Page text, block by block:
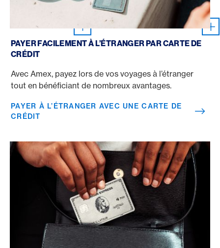
Payer à l’étranger avec une carte de crédit
PAYER FACILEMENT À L’ÉTRANGER PAR CARTE DE
CRÉDIT
Avec Amex, payez lors de vos voyages à l’étranger
tout en bénéficiant de nombreux avantages.
PAYER À L’ÉTRANGER AVEC UNE CARTE DE
CRÉDIT